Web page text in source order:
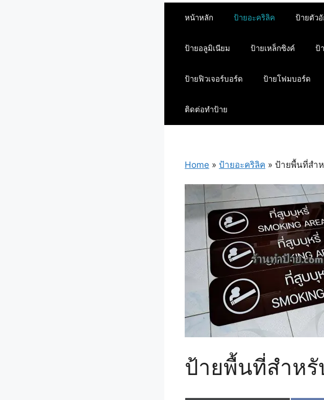
หน้าหลัก ป้ายอะคริลิค ป้ายตัว
ป้ายอลูมิเนียม ป้ายเหล็กซิงค์ ป้
ป้ายฟิวเจอร์บอร์ด ป้ายโฟมบอร์ด
ติดต่อทำป้าย
Home » ป้ายอะคริลิค » ป้ายพื้นที่สำ
ป้ายพื้นที่สำห